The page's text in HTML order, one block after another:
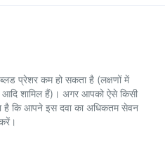
प्रेशर कम हो सकता है (लक्षणों में
आदि शामिल हैं)। अगर आपको ऐसे किसी
है कि आपने इस दवा का अधिकतम सेवन